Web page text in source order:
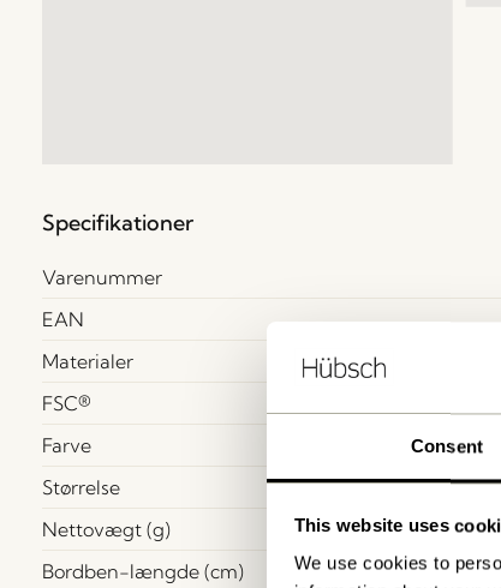
Consent
This website uses
We use cookies to
Specifikationer
Varenummer
EAN
Materialer
FSC®
Farve
Størrelse
Nettovægt (g)
Bordben-længde (cm)